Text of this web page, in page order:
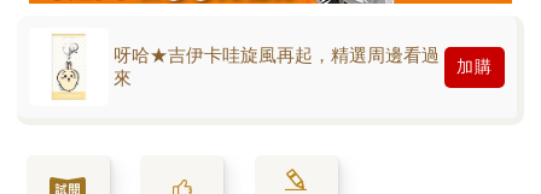
呀哈★吉伊卡哇旋風再起，精選周邊看過
來
加購